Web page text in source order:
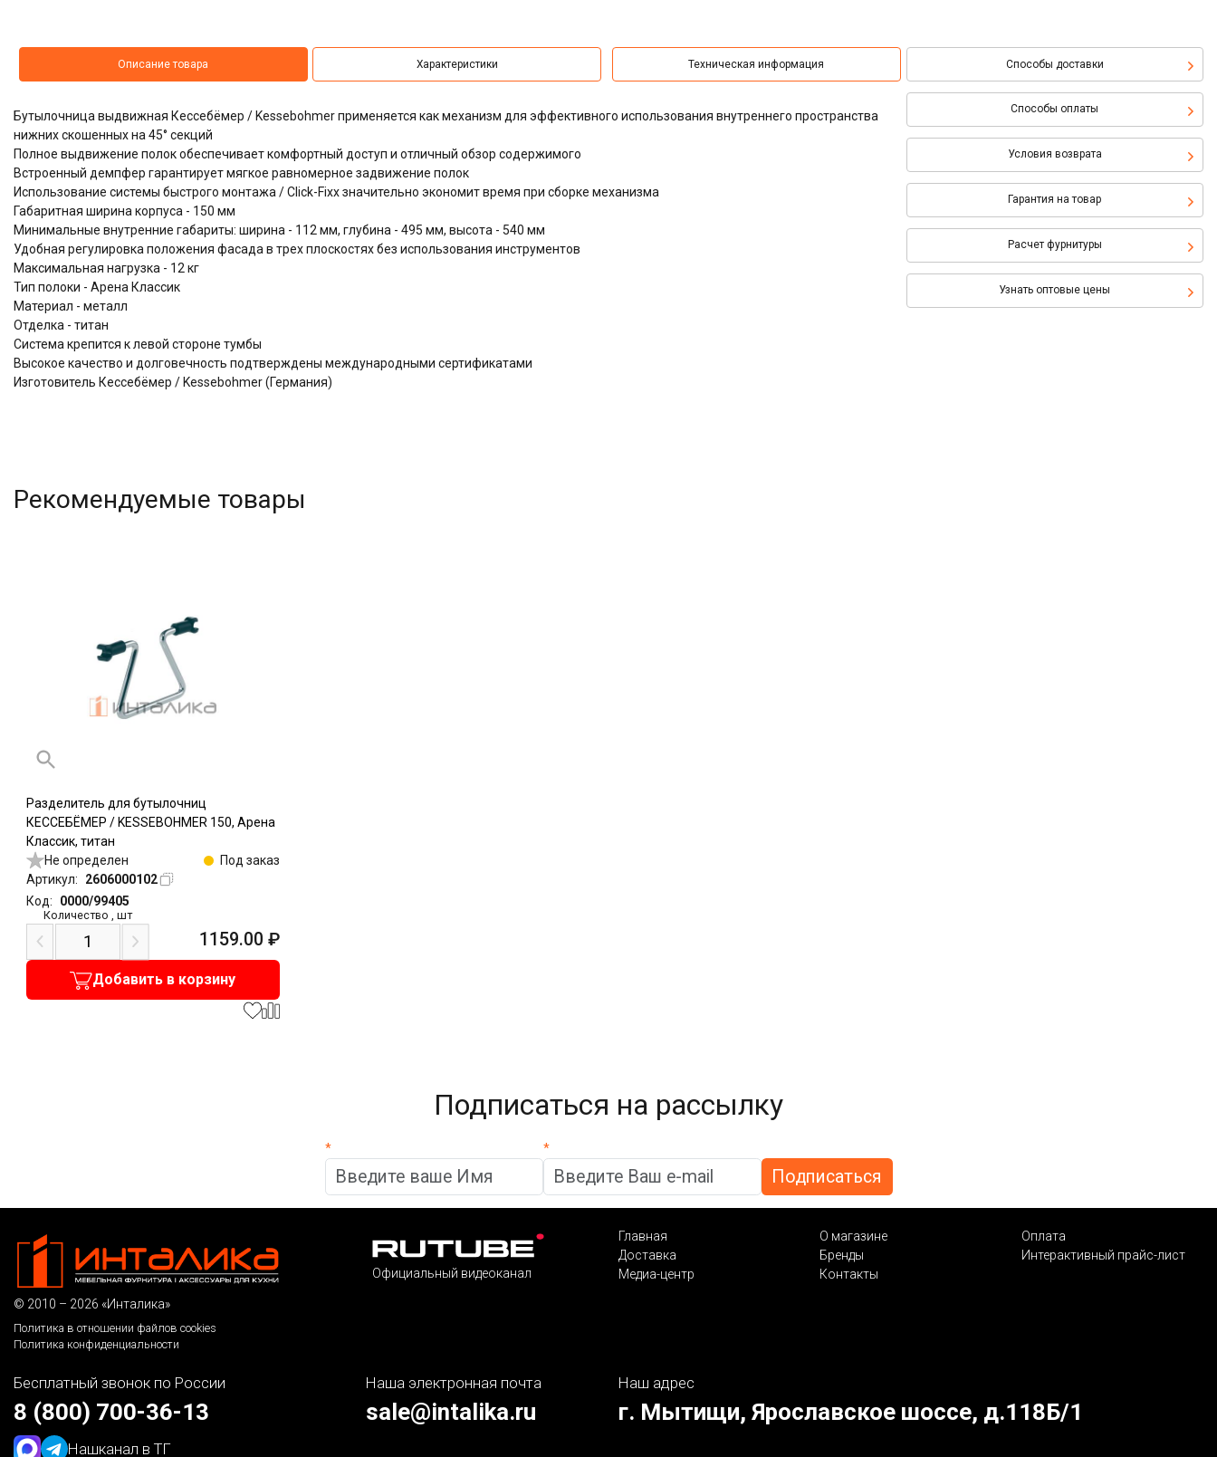
Описание товара Характеристики Техническая информация Способы доставки
Способы оплаты
Условия возврата
Гарантия на товар
Расчет фурнитуры
Узнать оптовые цены
Бутылочница выдвижная Кессебёмер / Kessebohmer применяется как механизм для эффективного использования внутреннего пространства
нижних скошенных на 45° секций
Полное выдвижение полок обеспечивает комфортный доступ и отличный обзор содержимого
Встроенный демпфер гарантирует мягкое равномерное задвижение полок
Использование системы быстрого монтажа / Click-Fixx значительно экономит время при сборке механизма
Габаритная ширина корпуса - 150 мм
Минимальные внутренние габариты: ширина - 112 мм, глубина - 495 мм, высота - 540 мм
Удобная регулировка положения фасада в трех плоскостях без использования инструментов
Максимальная нагрузка - 12 кг
Тип полоки - Арена Классик
Материал - металл
Отделка - титан
Система крепится к левой стороне тумбы
Высокое качество и долговечность подтверждены международными сертификатами
Изготовитель Кессебёмер / Kessebohmer (Германия)
Рекомендуемые товары
Разделитель для бутылочниц
КЕССЕБЁМЕР / KESSEBOHMER 150, Арена
Классик, титан
Не определен
Под заказ
Артикул:
2606000102
Код:
0000/99405
Количество шт
1159.00 ₽
Добавить в корзину
Подписаться на рассылку
* *
© 2010 – 2026 «Инталика»
Политика в отношении файлов cookies
Политика конфиденциальности
Официальный видеоканал
Главная О магазине
Оплата
Доставка
Бренды
Интерактивный прайс-лист
Медиа-центр
Контакты
Бесплатный звонок по России
8 (800) 700-36-13
Нашканал в ТГ
Наша электронная почта
sale@intalika.ru
Наш адрес
г. Мытищи, Ярославское шоссе, д.118Б/1